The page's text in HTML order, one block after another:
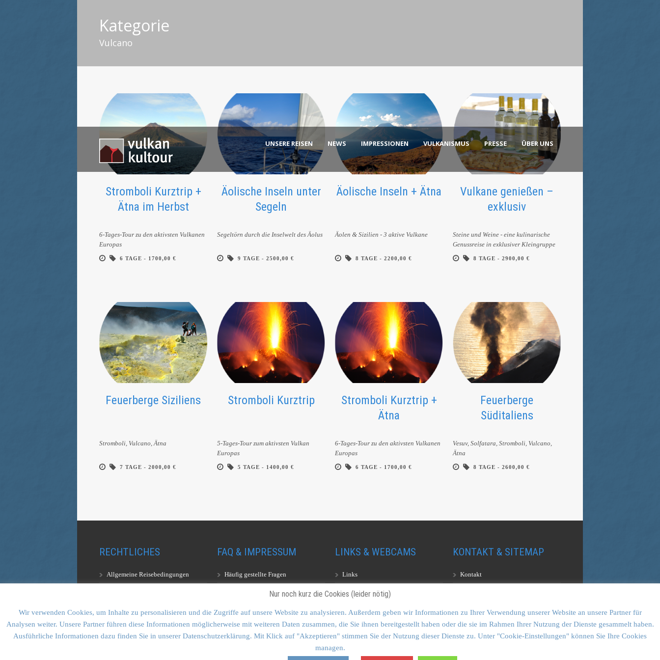
UNSERE REISEN NEWS IMPRESSIONEN VULKANISMUS PRESSE ÜBER UNS
Kategorie
Vulcano
Stromboli Kurztrip +
Ätna im Herbst
6-Tages-Tour zu den aktivsten Vulkanen
Europas
6 TAGE - 1700,00 €
Äolische Inseln unter
Segeln
Segeltörn durch die Inselwelt des Äolus
9 TAGE - 2500,00 €
Äolische Inseln + Ätna
Äolen & Sizilien - 3 aktive Vulkane
8 TAGE - 2200,00 €
Vulkane genießen –
exklusiv
Steine und Weine - eine kulinarische
Genussreise in exklusiver Kleingruppe
8 TAGE - 2900,00 €
Feuerberge Siziliens
Stromboli, Vulcano, Ätna
7 TAGE - 2000,00 €
Stromboli Kurztrip
5-Tages-Tour zum aktivsten Vulkan
Europas
5 TAGE - 1400,00 €
Stromboli Kurztrip +
Ätna
6-Tages-Tour zu den aktivsten Vulkanen
Europas
6 TAGE - 1700,00 €
Feuerberge
Süditaliens
Vesuv, Solfatara, Stromboli, Vulcano,
Ätna
8 TAGE - 2600,00 €
RECHTLICHES
Allgemeine Reisebedingungen
Datenschutzerklärung
FAQ & IMPRESSUM
Häufig gestellte Fragen
LINKS & WEBCAMS
Links
Webcams
KONTAKT & SITEMAP
Kontakt
Vulkankultour-BUFF®
Nur noch kurz die Cookies (leider nötig)
Wir verwenden Cookies, um Inhalte zu personalisieren und die Zugriffe auf unsere Website zu analysieren. Außerdem geben wir Informationen zu Ihrer Verwendung unserer Website an unsere Partner für
Analysen weiter. Unsere Partner führen diese Informationen möglicherweise mit weiteren Daten zusammen, die Sie ihnen bereitgestellt haben oder die sie im Rahmen Ihrer Nutzung der Dienste gesammelt haben.
Ausführliche Informationen dazu finden Sie in unserer Datenschutzerklärung. Mit Klick auf "Akzeptieren" stimmen Sie der Nutzung dieser Dienste zu. Unter "Cookie-Einstellungen" können Sie Ihre Cookies
managen.